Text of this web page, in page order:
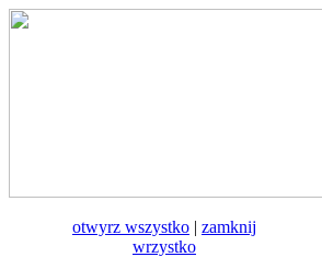
otwуrz wszystko | zamknij
wrzystko